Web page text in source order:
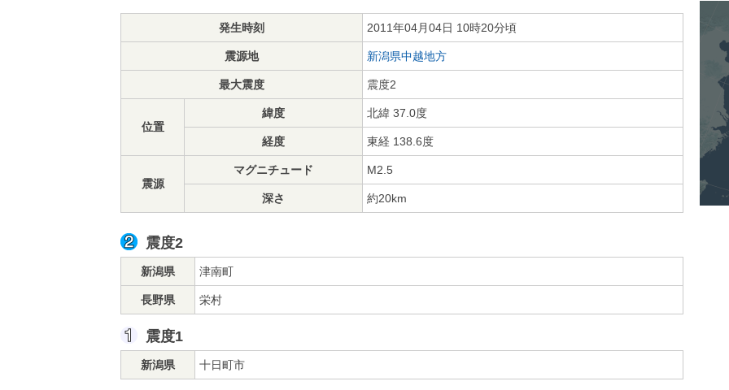
発生時刻 2011年04月04日 10時20分頃
震源地 新潟県中越地方
最大震度 震度2
位置
緯度 北緯 37.0度
経度 東経 138.6度
震源
マグニチュード M2.5
深さ 約20km
震度2
新潟県 津南町
長野県 栄村
震度1
新潟県 十日町市